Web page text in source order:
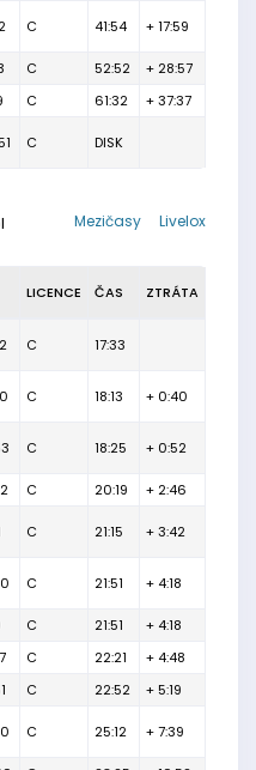
C 41:54 + 17:59
C 52:52
+ 28:57
C 61:32
+ 37:37
C DISK
Livelox
Mezičasy
LICENCE ČAS ZTRÁTA
C 17:33
C 18:13 + 0:40
C 18:25 + 0:52
C 20:19 + 2:46
C 21:15 + 3:42
C 21:51 + 4:18
C 21:51
+ 4:18
C 22:21
+ 4:48
C 22:52 + 5:19
C 25:12 + 7:39